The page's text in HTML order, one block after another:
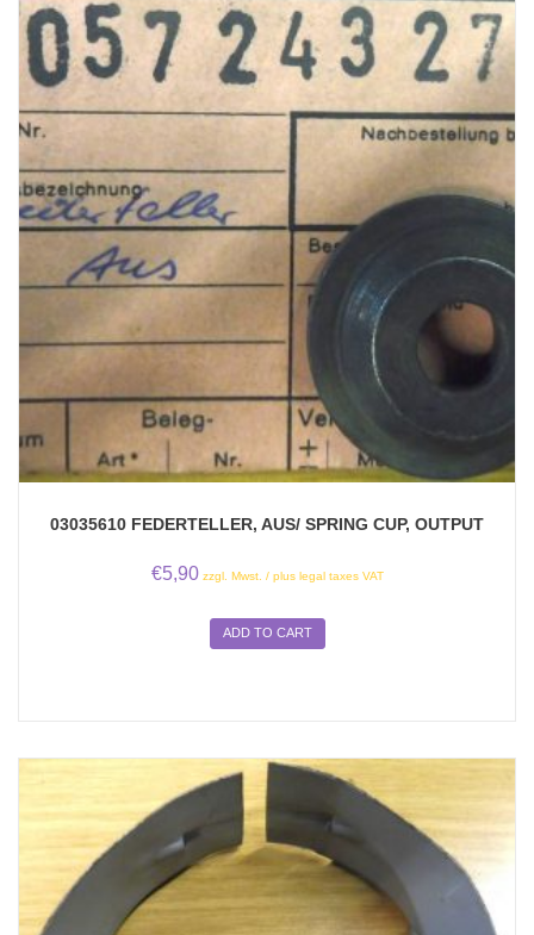
03035610 FEDERTELLER, AUS/ SPRING CUP, OUTPUT
€5,90 zzgl. Mwst. / plus legal taxes VAT
ADD TO CART